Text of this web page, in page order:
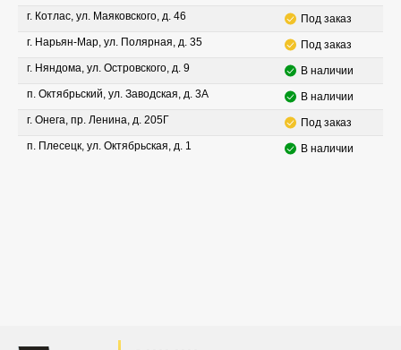
г. Котлас, ул. Маяковского, д. 46
Под заказ
г. Нарьян-Мар, ул. Полярная, д. 35
Под заказ
г. Няндома, ул. Островского, д. 9
В наличии
п. Октябрьский, ул. Заводская, д. 3А
В наличии
г. Онега, пр. Ленина, д. 205Г
Под заказ
п. Плесецк, ул. Октябрьская, д. 1
В наличии